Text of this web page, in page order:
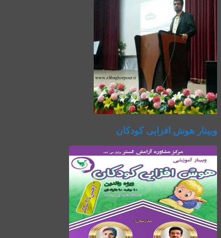
وبینار هوش افزایی کودکان